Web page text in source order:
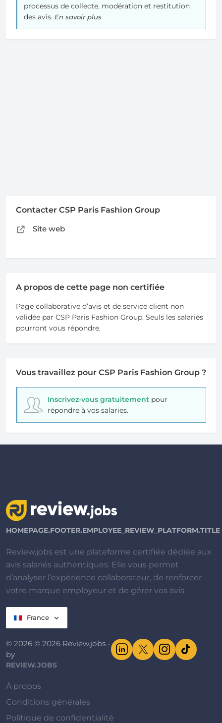
processus de collecte, modération et restitution
des avis. En savoir plus
Contacter CSP Paris Fashion Group
Site web
A propos de cette page non certifiée
Page collaborative d’avis et de service client non
validée par CSP Paris Fashion Group. Seuls les salariés
pourront vous répondre.
Vous travaillez pour CSP Paris Fashion Group ?
Inscrivez-vous gratuitementpour
répondre à vos salaries.
HOMEPAGE.FOOTER.EMPLOYEE_REVIEW_PLATFORM.TITLE
Review.jobs est une plateforme certifiée dédiée aux
avis salariés authentiques. Elle vous permet
d’analyser l’expérience collaborateur, de renforcer
votre marque employeur et de gérer vos avis.
France
© 2026 © 2026 Review.jobs -
by
REVIEW.JOBS
À propos
Conditions générales
Politique de confidentialité